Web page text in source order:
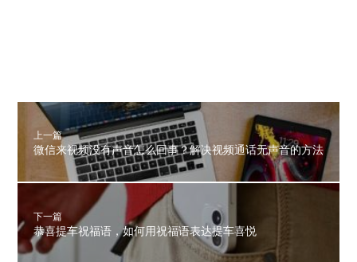
上一篇
微信来视频没有声音怎么回事？解决视频通话无声音的方法
下一篇
恭喜提车祝福语，如何用祝福语表达提车喜悦